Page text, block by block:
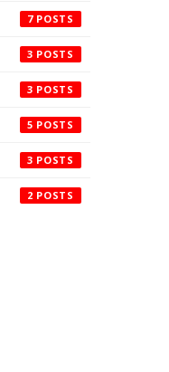
7
3
3
5
3
2